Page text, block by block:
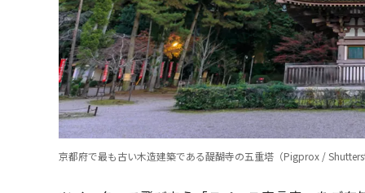
京都府で最も古い木造建築である醍醐寺の五重塔（Pigprox /